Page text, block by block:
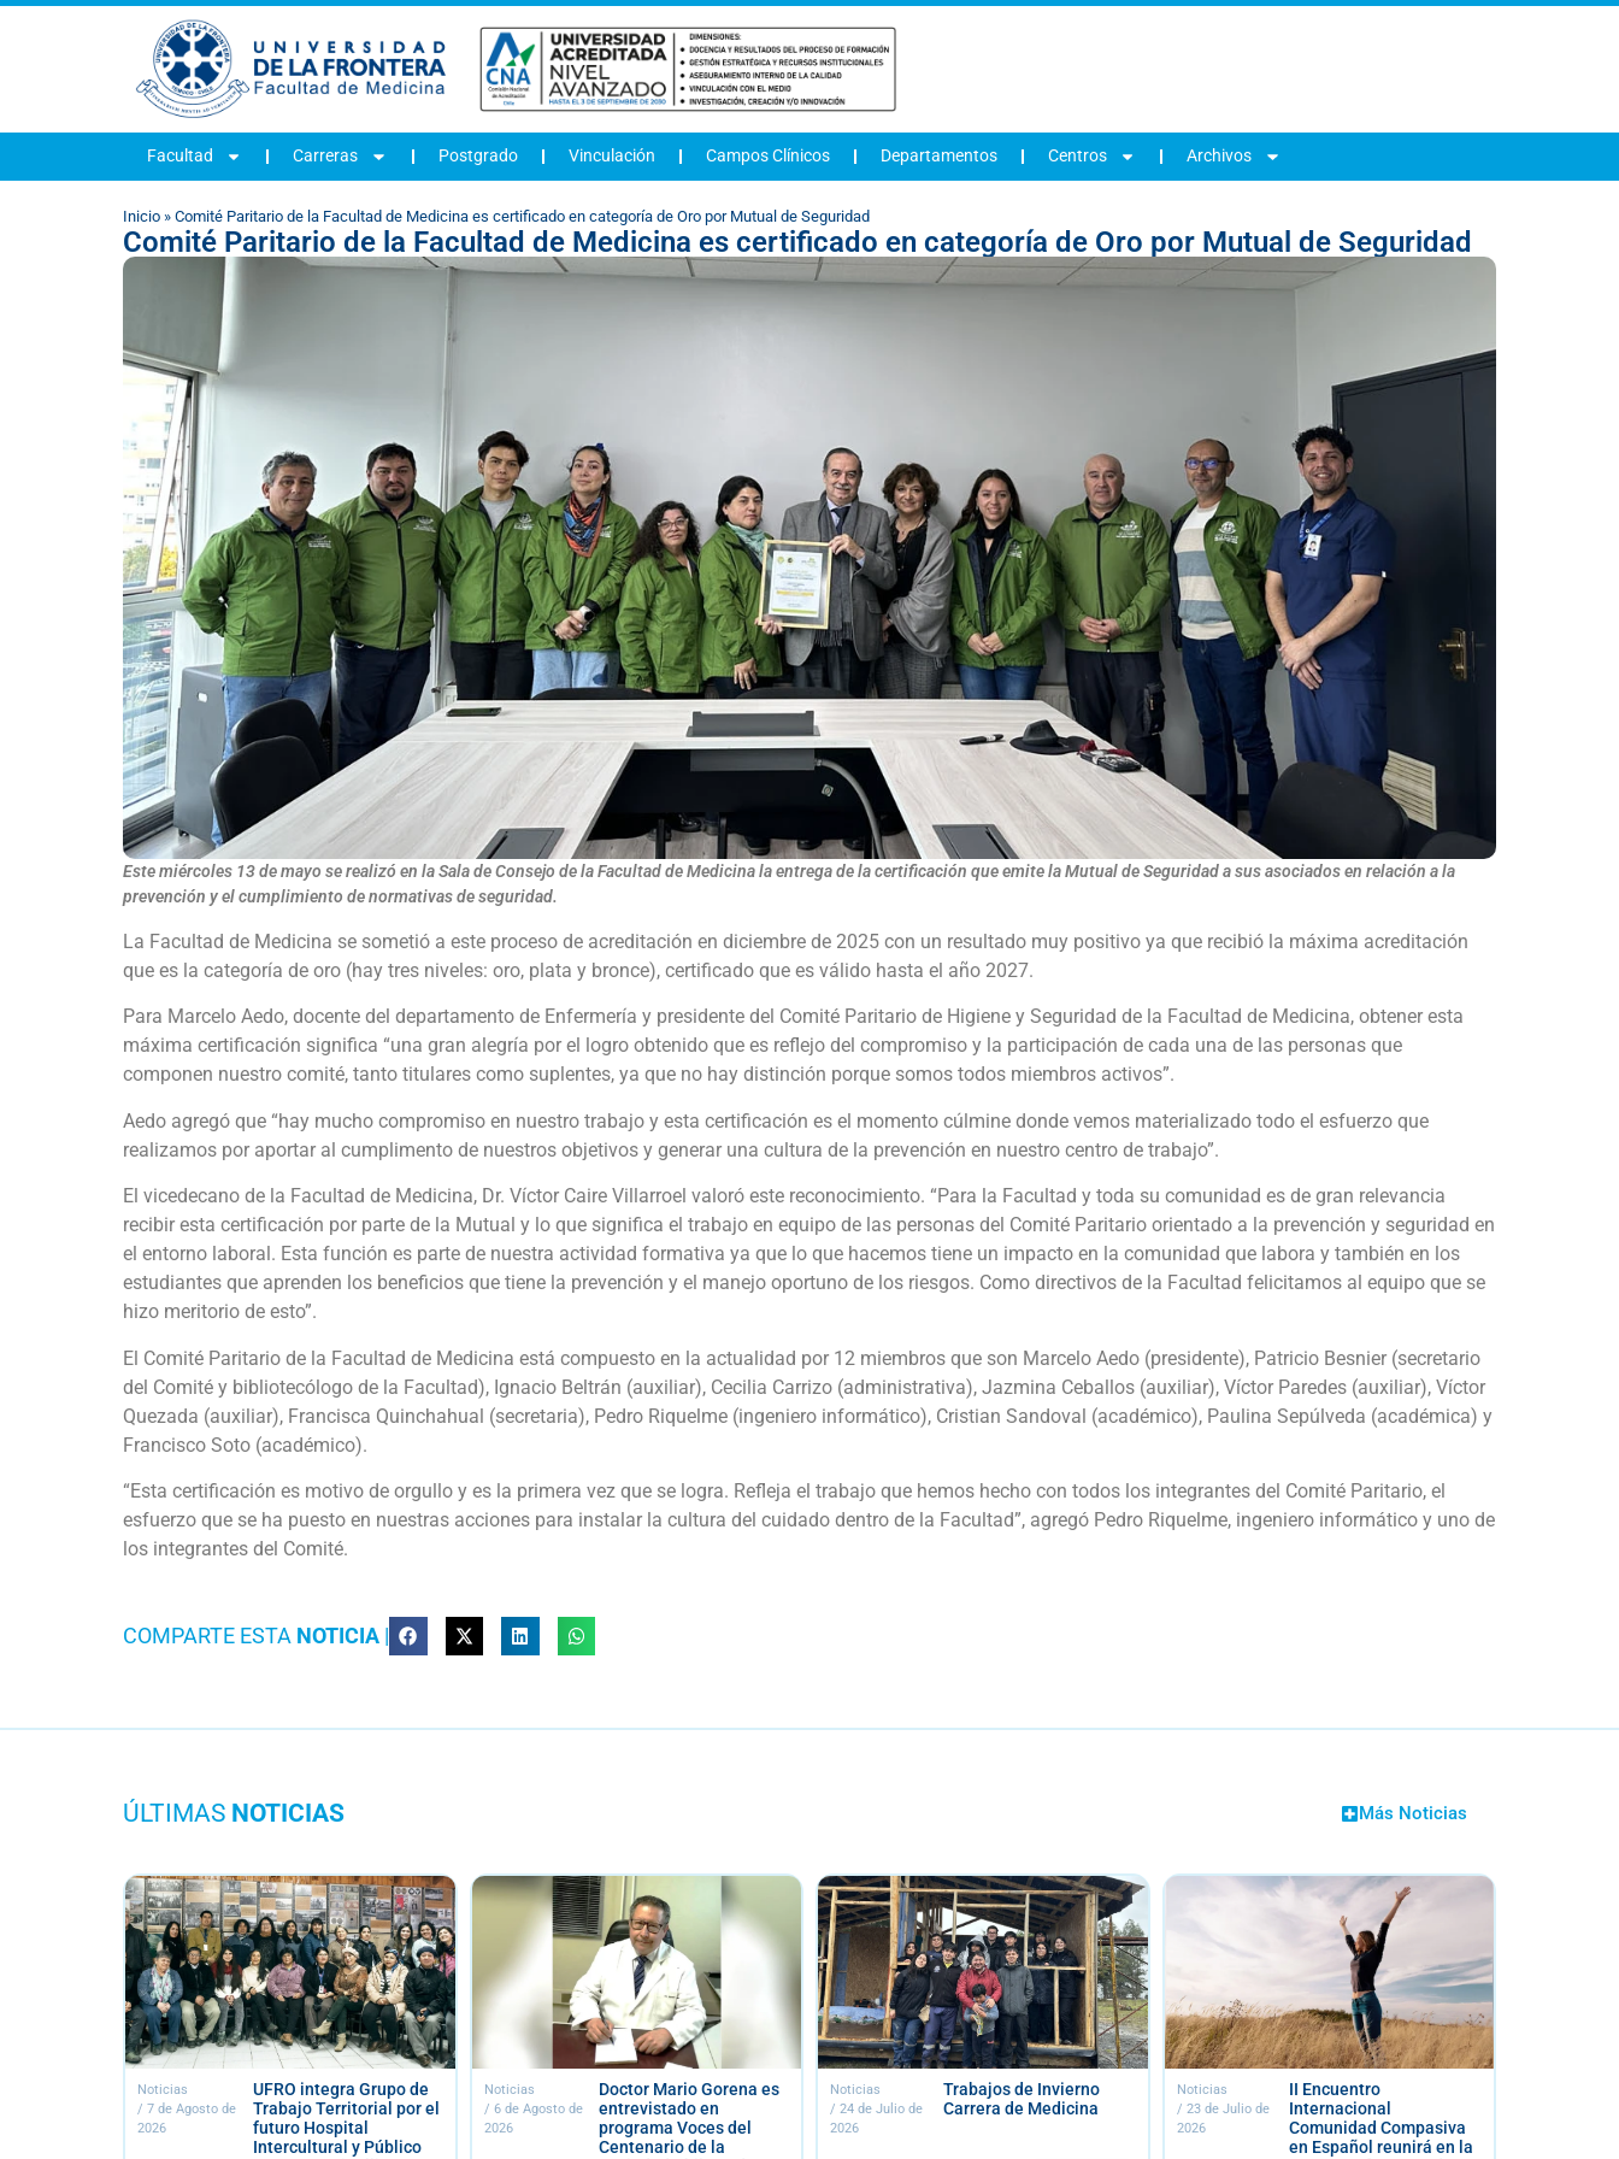
Facultad Carreras Postgrado Vinculación Campos Clínicos Departamentos Centros Archivos
Inicio » Comité Paritario de la Facultad de Medicina es certificado en categoría de Oro por Mutual de Seguridad
Comité Paritario de la Facultad de Medicina es certificado en categoría de Oro por Mutual de Seguridad
Este miércoles 13 de mayo se realizó en la Sala de Consejo de la Facultad de Medicina la entrega de la certificación que emite la Mutual de Seguridad a sus asociados en relación a la
prevención y el cumplimiento de normativas de seguridad.
La Facultad de Medicina se sometió a este proceso de acreditación en diciembre de 2025 con un resultado muy positivo ya que recibió la máxima acreditación
que es la categoría de oro (hay tres niveles: oro, plata y bronce), certificado que es válido hasta el año 2027.
Para Marcelo Aedo, docente del departamento de Enfermería y presidente del Comité Paritario de Higiene y Seguridad de la Facultad de Medicina, obtener esta
máxima certificación significa “una gran alegría por el logro obtenido que es reflejo del compromiso y la participación de cada una de las personas que
componen nuestro comité, tanto titulares como suplentes, ya que no hay distinción porque somos todos miembros activos”.
Aedo agregó que “hay mucho compromiso en nuestro trabajo y esta certificación es el momento cúlmine donde vemos materializado todo el esfuerzo que
realizamos por aportar al cumplimento de nuestros objetivos y generar una cultura de la prevención en nuestro centro de trabajo”.
El vicedecano de la Facultad de Medicina, Dr. Víctor Caire Villarroel valoró este reconocimiento. “Para la Facultad y toda su comunidad es de gran relevancia
recibir esta certificación por parte de la Mutual y lo que significa el trabajo en equipo de las personas del Comité Paritario orientado a la prevención y seguridad en
el entorno laboral. Esta función es parte de nuestra actividad formativa ya que lo que hacemos tiene un impacto en la comunidad que labora y también en los
estudiantes que aprenden los beneficios que tiene la prevención y el manejo oportuno de los riesgos. Como directivos de la Facultad felicitamos al equipo que se
hizo meritorio de esto”.
El Comité Paritario de la Facultad de Medicina está compuesto en la actualidad por 12 miembros que son Marcelo Aedo (presidente), Patricio Besnier (secretario
del Comité y bibliotecólogo de la Facultad), Ignacio Beltrán (auxiliar), Cecilia Carrizo (administrativa), Jazmina Ceballos (auxiliar), Víctor Paredes (auxiliar), Víctor
Quezada (auxiliar), Francisca Quinchahual (secretaria), Pedro Riquelme (ingeniero informático), Cristian Sandoval (académico), Paulina Sepúlveda (académica) y
Francisco Soto (académico).
“Esta certificación es motivo de orgullo y es la primera vez que se logra. Refleja el trabajo que hemos hecho con todos los integrantes del Comité Paritario, el
esfuerzo que se ha puesto en nuestras acciones para instalar la cultura del cuidado dentro de la Facultad”, agregó Pedro Riquelme, ingeniero informático y uno de
los integrantes del Comité.
COMPARTE ESTA NOTICIA |
ÚLTIMAS NOTICIAS Más Noticias
integra Grupo de
Territorial por el
/ 6 de Agosto de
Doctor Mario Gorena es
entrevistado en
programa Voces del
Centenario de la
/ 24 de Julio de
Trabajos de Invierno
Carrera de Medicina
/ 23 de Julio de
II Encuentro
Internacional
Comunidad Compasiva
/ 15 de Julio de
UFRO fortalece relación
con la U. de Sao Paulo en
Medicina Traslacional
en Reproducción